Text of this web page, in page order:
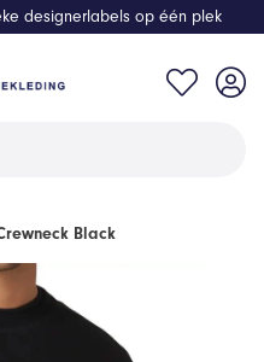
designerlabels op één plek
Black